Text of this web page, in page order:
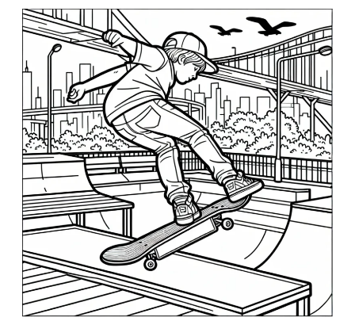
b
l
i
a
o
n